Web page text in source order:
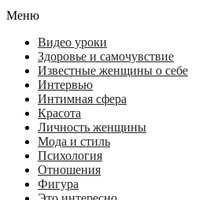
Меню
Видео уроки
Здоровье и самочувствие
Известные женщины о себе
Интервью
Интимная сфера
Красота
Личность женщины
Мода и стиль
Психология
Отношения
Фигура